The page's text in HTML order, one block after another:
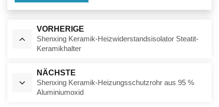
VORHERIGE
Shenxing Keramik-Heizwiderstandsisolator Steatit-
Keramikhalter
NÄCHSTE
Shenxing Keramik-Heizungsschutzrohr aus 95 %
Aluminiumoxid